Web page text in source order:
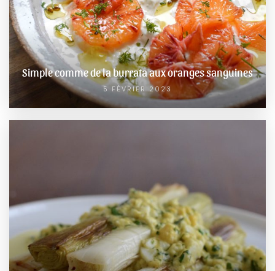
Simple comme de la burrata aux oranges sanguines
5 FÉVRIER 2023